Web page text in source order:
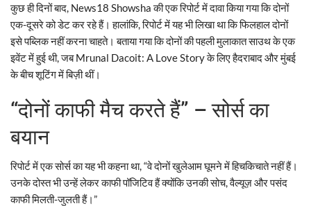
कुछ ही दिनों बाद, News18 Showsha की एक रिपोर्ट में दावा किया गया कि दोनों
एक-दूसरे को डेट कर रहे हैं। हालांकि, रिपोर्ट में यह भी लिखा था कि फिलहाल दोनों
इसे पब्लिक नहीं करना चाहते। बताया गया कि दोनों की पहली मुलाकात साउथ के एक
इवेंट में हुई थी, जब Mrunal Dacoit: A Love Story के लिए हैदराबाद और मुंबई
के बीच शूटिंग में बिज़ी थीं।
“दोनों काफी मैच करते हैं” – सोर्स का
बयान
रिपोर्ट में एक सोर्स का यह भी कहना था, “वे दोनों खुलेआम घूमने में हिचकिचाते नहीं हैं।
उनके दोस्त भी उन्हें लेकर काफी पॉजिटिव हैं क्योंकि उनकी सोच, वैल्यूज़ और पसंद
काफी मिलती-जुलती हैं।”